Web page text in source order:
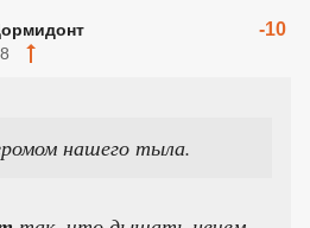
-10
нашего тыла.